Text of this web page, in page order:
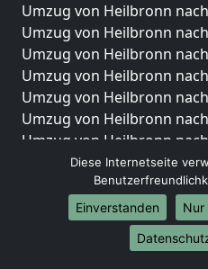
Umzug von Heilbronn
Umzug von Heilbronn
Umzug von Heilbronn
Umzug von Heilbronn
Umzug von Heilbronn
Umzug von Heilbronn
Umzug von Heilbronn
Umzug von Heilbronn
Umzug von Heilbronn
Umzug von Heilbronn
Internationale-
Diese Internetseite
Einverstanden
Nur